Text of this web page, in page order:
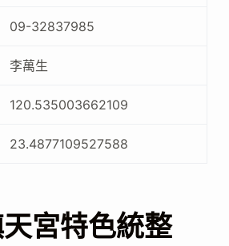
09-32837985
李萬生
120.535003662109
23.4877109527588
宮特色統整